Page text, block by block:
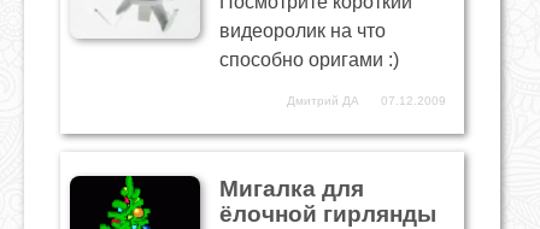
видеоролик на что
способно оригами :)
Дмитрий ДА 07.12.2009
Мигалка для
ёлочной гирлянды